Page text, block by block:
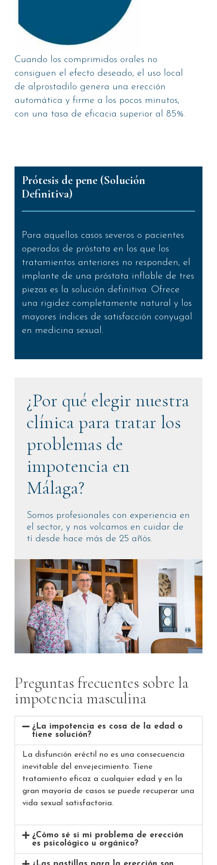
Cuando los comprimidos orales no
consiguen el efecto deseado, el uso local
de alprostadilo genera una erección
automática y firme a los pocos minutos,
con una tasa de eficacia superior al 85%.
Prótesis de pene (Solución
Definitiva)
Para aquellos casos severos o pacientes
operados de próstata en los que los
tratamientos anteriores no responden, el
implante de una próstata inflable de tres
piezas es la solución definitiva. Ofrece
una rigidez completamente natural y los
mayores índices de satisfacción conyugal
en medicina sexual.
¿Por qué elegir nuestra
clínica para tratar los
problemas de
impotencia en
Málaga?
Somos profesionales con experiencia en
el sector, y nos volcamos en cuidar de
tí desde hace más de 25 añós.
Preguntas frecuentes sobre la
impotencia masculina
¿La impotencia es cosa de la edad o
tiene solución?
La disfunción eréctil no es una consecuencia
inevitable del envejecimiento. Tiene
tratamiento eficaz a cualquier edad y en la
gran mayoría de casos se puede recuperar una
vida sexual satisfactoria.
¿Cómo sé si mi problema de erección
es psicológico u orgánico?